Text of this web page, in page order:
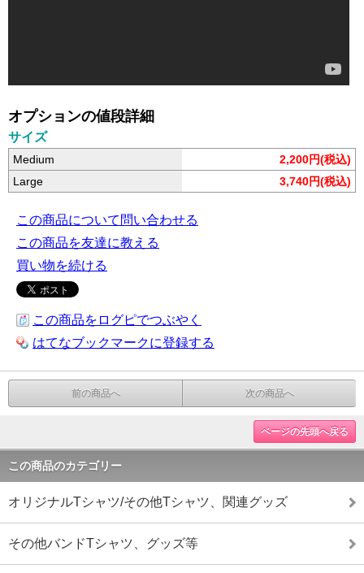
オプションの値段詳細
サイズ
Medium
2,200円(税込)
Large
3,740円(税込)
この商品について問い合わせる
この商品を友達に教える
買い物を続ける
この商品をログピでつぶやく
はてなブックマークに登録する
前の商品へ 次の商品へ
ページの先頭へ戻る
この商品のカテゴリー
オリジナルTシャツ/その他Tシャツ、関連グッズ
その他バンドTシャツ、グッズ等